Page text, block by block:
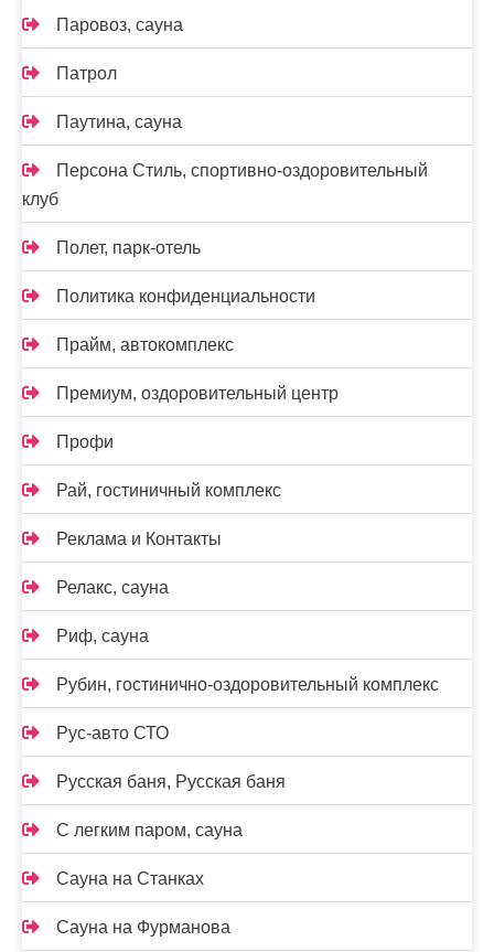
Паровоз, сауна
Патрол
Паутина, сауна
Персона Стиль, спортивно-оздоровительный
клуб
Полет, парк-отель
Политика конфиденциальности
Прайм, автокомплекс
Премиум, оздоровительный центр
Профи
Рай, гостиничный комплекс
Реклама и Контакты
Релакс, сауна
Риф, сауна
Рубин, гостинично-оздоровительный комплекс
Рус-авто СТО
Русская баня, Русская баня
С легким паром, сауна
Сауна на Станках
Сауна на Фурманова